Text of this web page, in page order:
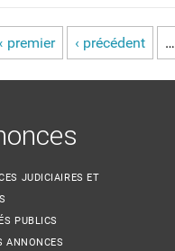
premier ‹ précédent …
JUDICIAIRES ET
PUBLICS
ANNONCES